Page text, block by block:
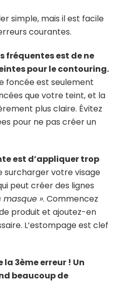
simple, mais il est facile
courantes.
fréquentes est de ne
pour le contouring.
foncée est seulement
que votre teint, et la
plus claire. Évitez
pour ne pas créer un
est d’appliquer trop
surcharger votre visage
peut créer des lignes
masque ». Commencez
produit et ajoutez-en
L’estompage est clef
3ème erreur ! Un
beaucoup de